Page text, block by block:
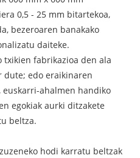
0,5 - 25 mm bitartekoa,
bezeroaren banakako
daiteke.
txikien fabrikazioa den ala
dute; edo eraikinaren
ahalmen handiko
egokiak aurki ditzakete
beltza.
hodi karratu beltzak